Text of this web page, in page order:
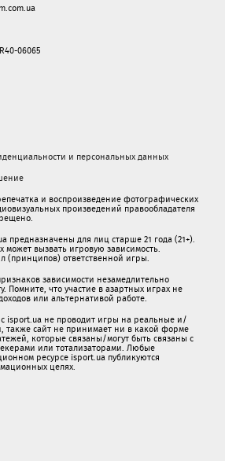
06065
и персональных данных
и воспроизведение фотографических
произведений правообладателя
предназначены для лиц старше 21 года (21+).
может вызвать игровую зависимость.
(принципов) ответственной игры.
зависимости незамедлительно
Помните, что участие в азартных играх не
или альтернативой работе.
isport.ua не проводит игры на реальные и/
также сайт не принимает ни в какой форме
которые связаны/могут быть связаны c
или тотализаторами. Любые
ресурсе isport.ua публикуютcя
целях.